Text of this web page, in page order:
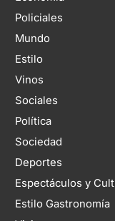
Policiales
Mundo
Estilo
Vinos
Sociales
Política
Sociedad
Deportes
Espectáculos y
Estilo Gastronomía